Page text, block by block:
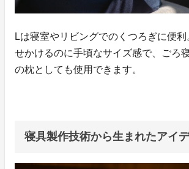
Lは寝室やリビングでのくつろぎに便
せかけるのに手頃なサイズ感で、ごろ
の枕としても使用できます。
寝具製作技術から生まれたアイ